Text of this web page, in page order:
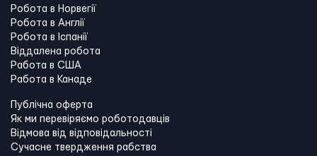
Робота в Норвегії
Робота в Англії
Робота в Іспанії
Віддалена робота
Работа в США
Работа в Канадe
Публічна оферта
Як ми перевіряємо роботодавців
Відмова від відповідальності
Сучасне твердження рабства